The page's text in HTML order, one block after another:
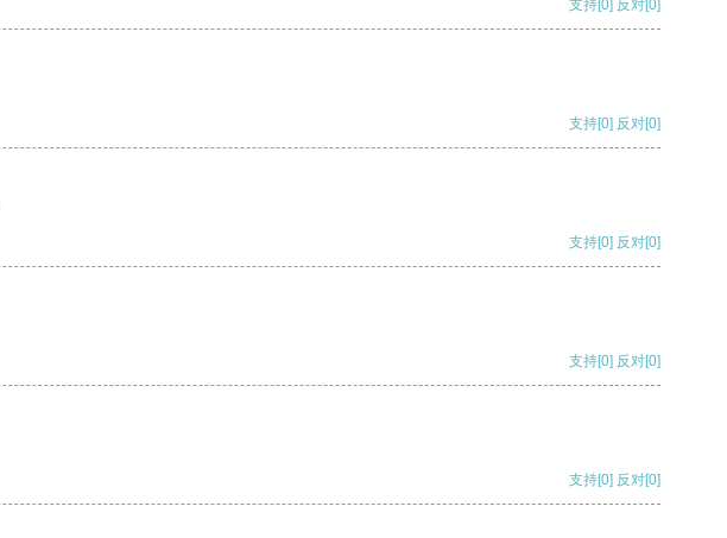
支持[0] 反对[0]
支持[0] 反对[0]
支持[0] 反对[0]
支持[0] 反对[0]
支持[0] 反对[0]